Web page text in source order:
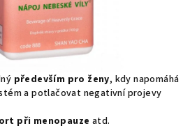
především pro ženy, kdy napomáhá
a potlačovat negativní projevy
při menopauze atd.